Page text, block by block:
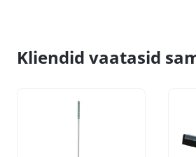
Kliendid vaatasid